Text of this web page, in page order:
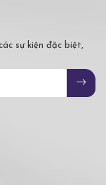
sự kiện đặc biệt,